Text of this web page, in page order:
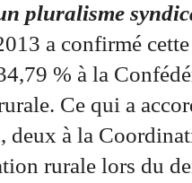
pluralisme
a confirmé
% à la
Ce qui a
deux à la
rurale lors du